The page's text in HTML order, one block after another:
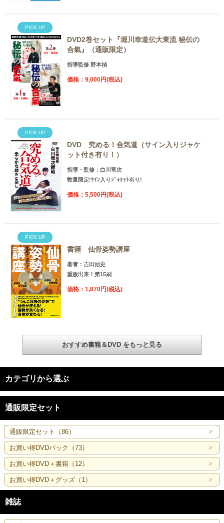
PICK UP
DVD2巻セット『堀川幸道伝大東流 秘伝の
合氣』（通販限定）
指導監修 野本禎
価格：9,000円(税込)
PICK UP
DVD 究める！合気道（サイン入りジャケ
ット付き有り！）
指導・監修：白川竜次
数量限定!ｻｲﾝ入りｼﾞｬｹｯﾄ有り!
価格：5,500円(税込)
PICK UP
書籍 仙骨姿勢講座
著者：吉田始史
重版出来！第15刷
価格：1,870円(税込)
おすすめ書籍＆DVD をもっと見る
カテゴリから選ぶ
通販限定セット
通販限定セット（86）
お買い得DVDパック（73）
お買い得DVD＋書籍（12）
お買い得DVD＋グッズ（1）
雑誌